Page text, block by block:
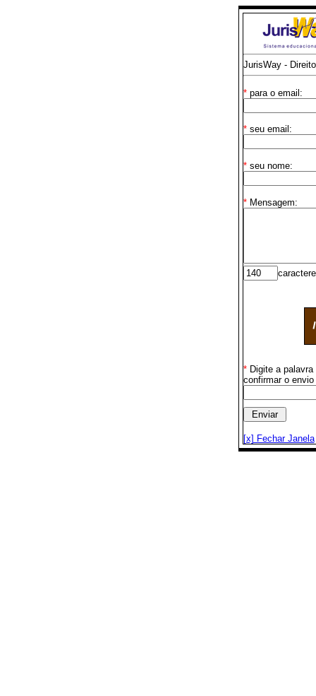
JurisWay -
*para o email:
*seu email:
*seu nome:
*Mensagem:
*Digite a palavra
confirmar o
[x] Fechar Janela